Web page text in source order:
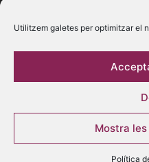
Utilitzem galetes per optimitzar el
Mostra
Política